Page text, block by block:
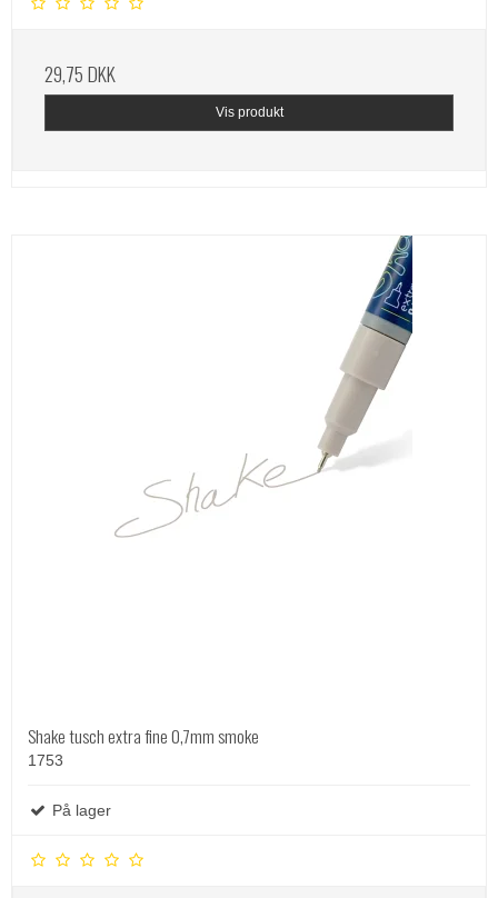
29,75 DKK
Vis produkt
Shake tusch extra fine 0,7mm smoke
1753
På lager